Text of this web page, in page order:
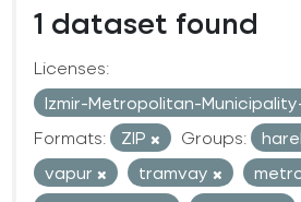
1 dataset found
Licenses:
Izmir-Metropolitan-
Formats:
ZIP Groups:
vapur
tramvay